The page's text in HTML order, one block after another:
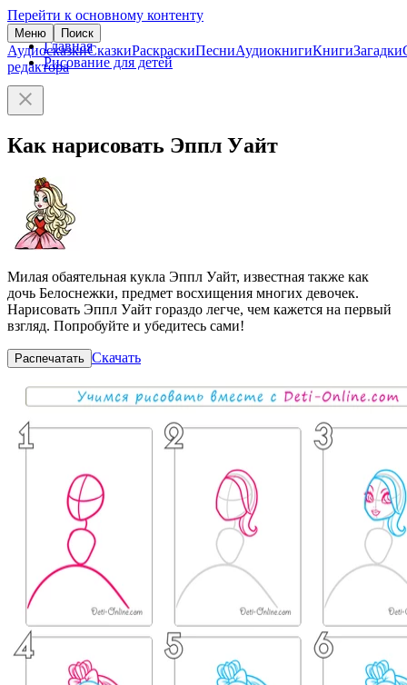
Перейти к основному контенту
Меню Поиск
АудиосказкиСказкиРаскраскиПесниАудиокнигиКнигиЗагадки
редактора
Главная
Рисование для детей
Как нарисовать Эппл Уайт
Милая обаятельная кукла Эппл Уайт, известная также как
дочь Белоснежки, предмет восхищения многих девочек.
Нарисовать Эппл Уайт гораздо легче, чем кажется на первый
взгляд. Попробуйте и убедитесь сами!
Распечатать Скачать